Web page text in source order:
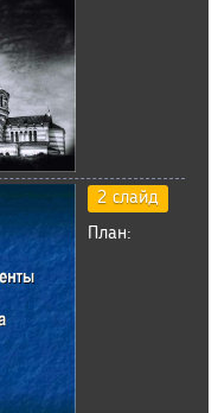
2 слайд
План: